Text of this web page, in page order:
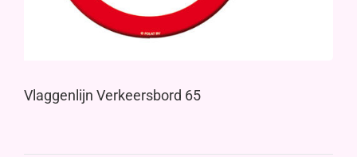
Vlaggenlijn Verkeersbord 65